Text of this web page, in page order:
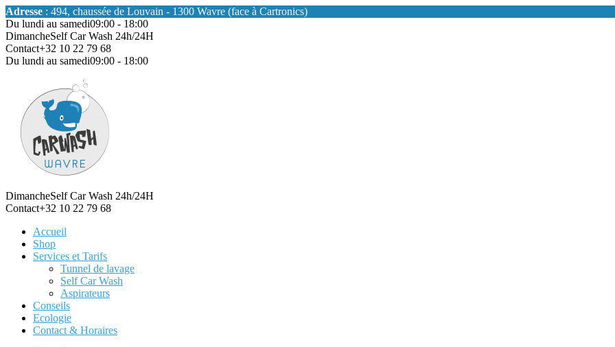
Adresse : 494, chaussée de Louvain - 1300 Wavre (face à Cartronics)
Du lundi au samedi09:00 - 18:00
DimancheSelf Car Wash 24h/24H
Contact+32 10 22 79 68
Du lundi au samedi09:00 - 18:00
DimancheSelf Car Wash 24h/24H
Contact+32 10 22 79 68
Accueil
Shop
Services et Tarifs
Tunnel de lavage
Self Car Wash
Aspirateurs
Conseils
Ecologie
Contact & Horaires